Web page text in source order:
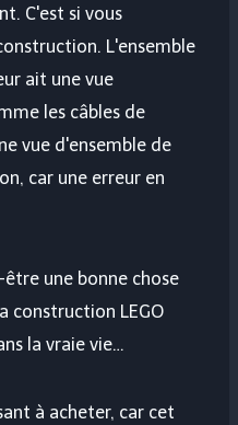
C'est si vous
L'ensemble
ait une vue
les câbles de
vue d'ensemble de
car une erreur en
une bonne chose
construction LEGO
la vraie vie…
à acheter, car cet